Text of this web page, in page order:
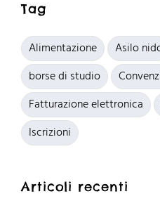
Tag
Alimentazione Asilo
borse di studio
Fatturazione elettronica
Iscrizioni
Articoli recenti